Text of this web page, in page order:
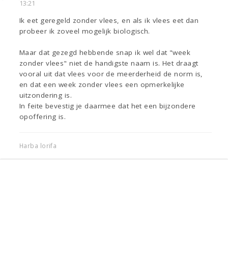
13:21
Ik eet geregeld zonder vlees, en als ik vlees eet dan
probeer ik zoveel mogelijk biologisch.
Maar dat gezegd hebbende snap ik wel dat "week
zonder vlees" niet de handigste naam is. Het draagt
vooral uit dat vlees voor de meerderheid de norm is,
en dat een week zonder vlees een opmerkelijke
uitzondering is.
In feite bevestig je daarmee dat het een bijzondere
opoffering is.
Harba lorifa